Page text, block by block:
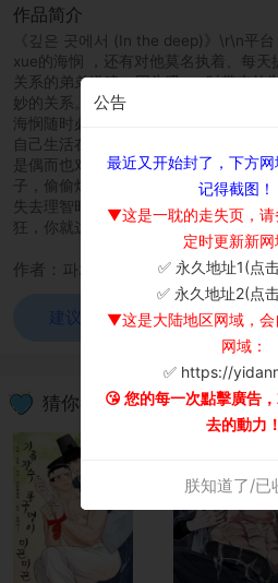
作品简介
《깊은 곳에서 (In the deep)》\r\n平
xue的海悯 ，还有对他莫名执着、每天
关系的弟弟道建，因为吸xue时带来的
妙的关系。\r\n面对异种出没的危险，
海悯随时必须面对失去理智的危险，
自己生活在同一个空间中近三年。\r\n
是偶而也对他过度保护的行为感到不
子，偷偷熘出门去⋯\r\n尽情享受自由
失去理智时，道建出现在自己的眼前
狂，你就这么飢渴吗？」
作者：파체
建议使用谷歌浏览器观看！
猜你喜欢
公告
最近又开始封了，下方
记得截图！
▼这是一耽的走失页，请
定时更新新网
✅ 永久地址1(点
✅ 永久地址2(点
▼这是大陆地区网域，会
网域：
✅ https://
😘 您的每一次點擊廣告
去的動力！
朕知道了/已